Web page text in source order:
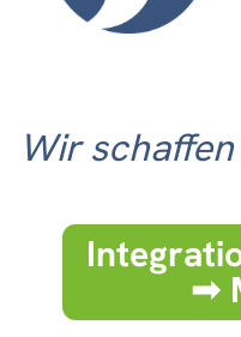
Wir
➟